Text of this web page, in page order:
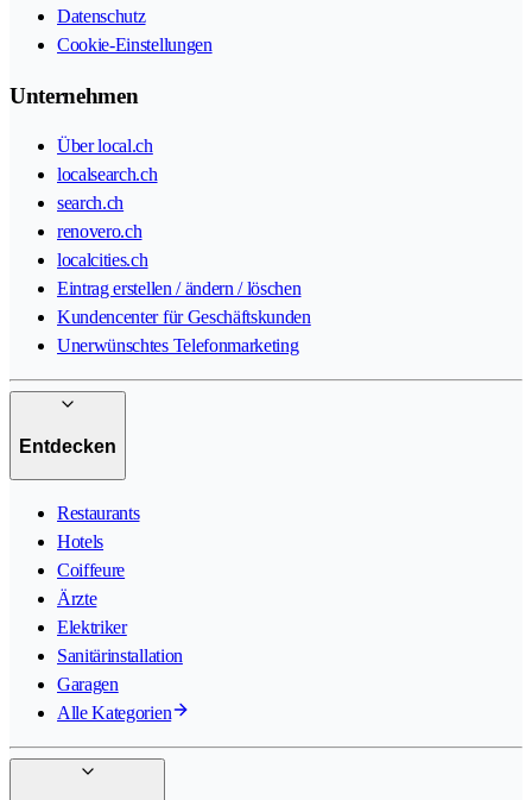
Datenschutz
Cookie-Einstellungen
Unternehmen
Über local.ch
localsearch.ch
search.ch
renovero.ch
localcities.ch
Eintrag erstellen / ändern / löschen
Kundencenter für Geschäftskunden
Unerwünschtes Telefonmarketing
Entdecken
Restaurants
Hotels
Coiffeure
Ärzte
Elektriker
Sanitärinstallation
Garagen
Alle Kategorien